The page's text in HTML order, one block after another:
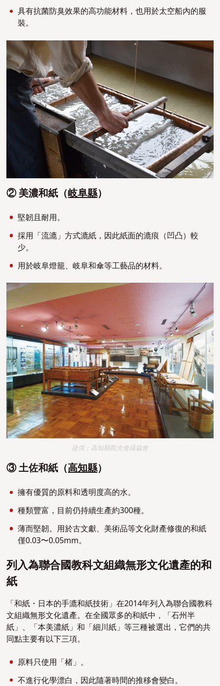
具有抗菌防臭效果的高功能材料，也用於太空船內的服
裝。
② 美濃和紙（岐阜縣）
堅韌且耐用。
採用「流漉」方式漉紙，因此紙面的漉痕（凹凸）較
少。
用於岐阜燈籠、岐阜和傘等工藝品的材料。
提供：高知縣觀光會議協會
③ 土佐和紙（高知縣）
擁有優質的原料和透明度高的水。
種類豐富，目前仍持續生產約300種。
薄而堅韌。用於古文獻、美術品等文化財產修復的和紙
僅0.03〜0.05mm。
列入為聯合國教科文組織無形文化遺產的和
紙
「和紙・日本的手漉和紙技術」在2014年列入為聯合國教科
文組織無形文化遺產。在全國眾多的和紙中，「石州半
紙」、「本美濃紙」和「細川紙」等三種被選出，它們的共
同點主要有以下三項。
原料只使用「楮」。
不進行化學漂白，因此隨著時間的推移會變白。